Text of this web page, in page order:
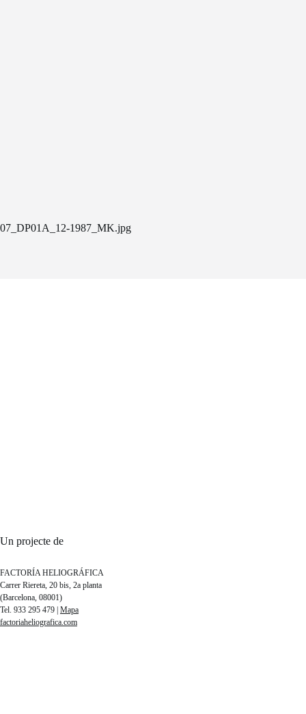
07_DP01A_12-1987_MK.jpg
Un projecte de
FACTORÍA HELIOGRÁFICA
Carrer Riereta, 20 bis, 2a planta
(Barcelona, 08001)
Tel. 933 295 479 | Mapa
factoriaheliografica.com